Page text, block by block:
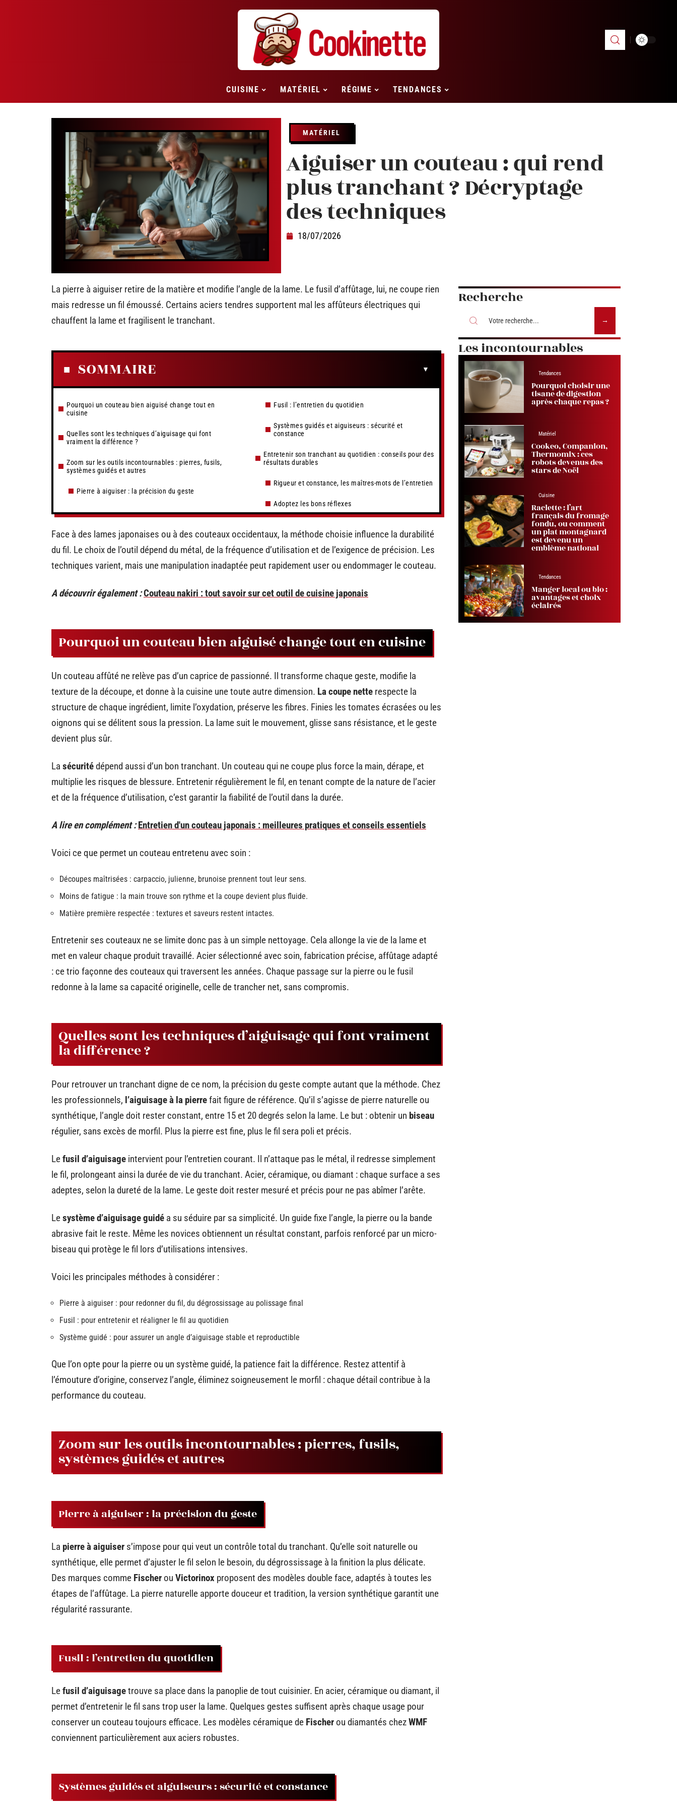
CUISINE MATÉRIEL RÉGIME TENDANCES
MATÉRIEL
Aiguiser un couteau : qui rend
plus tranchant ? Décryptage
des techniques
18/07/2026
La pierre à aiguiser retire de la matière et modifie l’angle de la lame. Le fusil d’affûtage, lui, ne coupe rien
mais redresse un fil émoussé. Certains aciers tendres supportent mal les affûteurs électriques qui
chauffent la lame et fragilisent le tranchant.
SOMMAIRE
Pourquoi un couteau bien aiguisé change tout en
cuisine
Quelles sont les techniques d’aiguisage qui font
vraiment la différence ?
Zoom sur les outils incontournables : pierres, fusils,
systèmes guidés et autres
Pierre à aiguiser : la précision du geste
Fusil : l’entretien du quotidien
Systèmes guidés et aiguiseurs : sécurité et
constance
Entretenir son tranchant au quotidien : conseils pour des
résultats durables
Rigueur et constance, les maîtres-mots de l’entretien
Adoptez les bons réflexes
Face à des lames japonaises ou à des couteaux occidentaux, la méthode choisie influence la durabilité
du fil. Le choix de l’outil dépend du métal, de la fréquence d’utilisation et de l’exigence de précision. Les
techniques varient, mais une manipulation inadaptée peut rapidement user ou endommager le couteau.
A découvrir également :Couteau nakiri : tout savoir sur cet outil de cuisine japonais
Pourquoi un couteau bien aiguisé change tout en cuisine
Un couteau affûté ne relève pas d’un caprice de passionné. Il transforme chaque geste, modifie la
texture de la découpe, et donne à la cuisine une toute autre dimension. La coupe nette respecte la
structure de chaque ingrédient, limite l’oxydation, préserve les fibres. Finies les tomates écrasées ou les
oignons qui se délitent sous la pression. La lame suit le mouvement, glisse sans résistance, et le geste
devient plus sûr.
La sécuritédépend aussi d’un bon tranchant. Un couteau qui ne coupe plus force la main, dérape, et
multiplie les risques de blessure. Entretenir régulièrement le fil, en tenant compte de la nature de l’acier
et de la fréquence d’utilisation, c’est garantir la fiabilité de l’outil dans la durée.
A lire en complément : Entretien d'un couteau japonais : meilleures pratiques et conseils essentiels
Voici ce que permet un couteau entretenu avec soin :
Découpes maîtrisées : carpaccio, julienne, brunoise prennent tout leur sens.
Moins de fatigue : la main trouve son rythme et la coupe devient plus fluide.
Matière première respectée : textures et saveurs restent intactes.
Entretenir ses couteaux ne se limite donc pas à un simple nettoyage. Cela allonge la vie de la lame et
met en valeur chaque produit travaillé. Acier sélectionné avec soin, fabrication précise, affûtage adapté
: ce trio façonne des couteaux qui traversent les années. Chaque passage sur la pierre ou le fusil
redonne à la lame sa capacité originelle, celle de trancher net, sans compromis.
Quelles sont les techniques d’aiguisage qui font vraiment
la différence ?
Pour retrouver un tranchant digne de ce nom, la précision du geste compte autant que la méthode. Chez
les professionnels, l’aiguisage à la pierrefait figure de référence. Qu’il s’agisse de pierre naturelle ou
synthétique, l’angle doit rester constant, entre 15 et 20 degrés selon la lame. Le but : obtenir un biseau
régulier, sans excès de morfil. Plus la pierre est fine, plus le fil sera poli et précis.
Lefusil d’aiguisage intervient pour l’entretien courant. Il n’attaque pas le métal, il redresse simplement
le fil, prolongeant ainsi la durée de vie du tranchant. Acier, céramique, ou diamant : chaque surface a ses
adeptes, selon la dureté de la lame. Le geste doit rester mesuré et précis pour ne pas abîmer l’arête.
Lesystème d’aiguisage guidé a su séduire par sa simplicité. Un guide fixe l’angle, la pierre ou la bande
abrasive fait le reste. Même les novices obtiennent un résultat constant, parfois renforcé par un micro-
biseau qui protège le fil lors d’utilisations intensives.
Voici les principales méthodes à considérer :
Pierre à aiguiser : pour redonner du fil, du dégrossissage au polissage final
Fusil : pour entretenir et réaligner le fil au quotidien
Système guidé : pour assurer un angle d’aiguisage stable et reproductible
Que l’on opte pour la pierre ou un système guidé, la patience fait la différence. Restez attentif à
l’émouture d’origine, conservez l’angle, éliminez soigneusement le morfil : chaque détail contribue à la
performance du couteau.
Zoom sur les outils incontournables : pierres, fusils,
systèmes guidés et autres
Pierre à aiguiser : la précision du geste
La pierre à aiguiser s’impose pour qui veut un contrôle total du tranchant. Qu’elle soit naturelle ou
synthétique, elle permet d’ajuster le fil selon le besoin, du dégrossissage à la finition la plus délicate.
Des marques comme Fischer ou Victorinox proposent des modèles double face, adaptés à toutes les
étapes de l’affûtage. La pierre naturelle apporte douceur et tradition, la version synthétique garantit une
régularité rassurante.
Fusil : l’entretien du quotidien
Lefusil d’aiguisagetrouve sa place dans la panoplie de tout cuisinier. En acier, céramique ou diamant, il
permet d’entretenir le fil sans trop user la lame. Quelques gestes suffisent après chaque usage pour
conserver un couteau toujours efficace. Les modèles céramique de Fischer ou diamantés chezWMF
conviennent particulièrement aux aciers robustes.
Systèmes guidés et aiguiseurs : sécurité et constance
Recherche
Les incontournables
Tendances
Pourquoi choisir une
tisane de digestion
après chaque repas ?
Matériel
Cookeo, Companion,
Thermomix : ces
robots devenus des
stars de Noël
Cuisine
Raclette : l’art
français du fromage
fondu, ou comment
un plat montagnard
est devenu un
emblème national
Tendances
Manger local ou bio :
avantages et choix
éclairés